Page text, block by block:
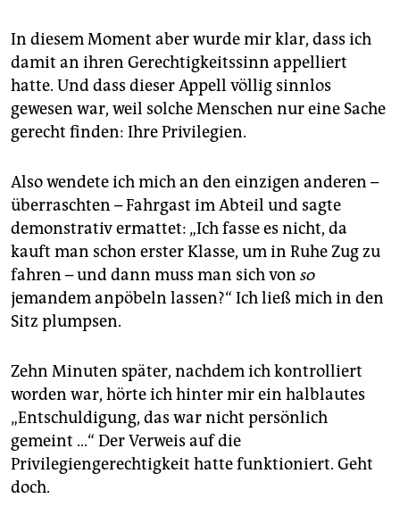
In diesem Moment aber wurde mir klar, dass ich
damit an ihren Gerechtigkeitssinn appelliert
hatte. Und dass dieser Appell völlig sinnlos
gewesen war, weil solche Menschen nur eine Sache
gerecht finden: Ihre Privilegien.
Also wendete ich mich an den einzigen anderen –
überraschten – Fahrgast im Abteil und sagte
demonstrativ ermattet: „Ich fasse es nicht, da
kauft man schon erster Klasse, um in Ruhe Zug zu
fahren – und dann muss man sich von so
jemandem anpöbeln lassen?“ Ich ließ mich in den
Sitz plumpsen.
Zehn Minuten später, nachdem ich kontrolliert
worden war, hörte ich hinter mir ein halblautes
„Entschuldigung, das war nicht persönlich
gemeint …“ Der Verweis auf die
Privilegiengerechtigkeit hatte funktioniert. Geht
doch.